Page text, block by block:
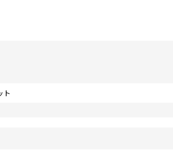
ト